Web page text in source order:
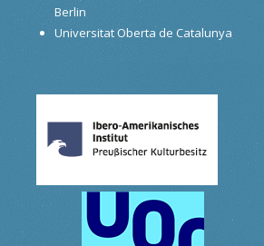
Berlin
Universitat Oberta de Catalunya